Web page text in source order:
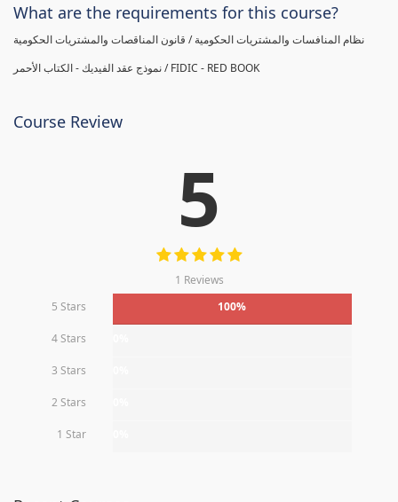
What are the requirements for this course?
نظام المنافسات والمشتريات الحكومية / قانون المناقصات والمشتريات الحكومية
نموذج عقد الفيديك - الكتاب الأحمر / FIDIC - RED BOOK
Course Review
5
1 Reviews
5 Stars
100%
4 Stars
3 Stars
2 Stars
1 Star